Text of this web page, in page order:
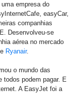
uma empresa do
easyCar,
companhias
Desenvolveu-se
aérea no mercado
Ryanair.
o mundo das
todos podem pagar. E
A EasyJet foi a